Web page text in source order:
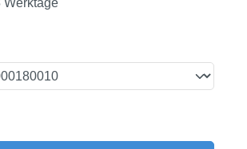
Werktage
gewünschten Wert ein